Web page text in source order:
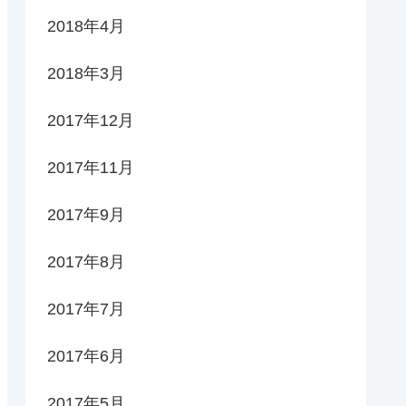
2018年4月
2018年3月
2017年12月
2017年11月
2017年9月
2017年8月
2017年7月
2017年6月